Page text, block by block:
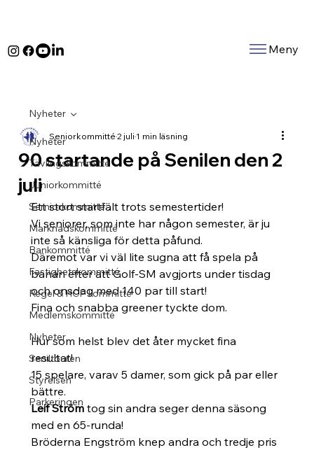
Meny
Nyheter
Tävlingskommitté
Juniorkommitté
Serniorkommitté
Marknadskommitté
Bankommitté
Fastighetskommitté
Regel & HCP kommitté
Medlemskommitté
Nyheter
Seniltouren
Styrelsen
Parkeringen
Nyheter
90 startande på Senilen den 2
juli
Seniorkommitté2 juli1 min läsning
Ett stort startfält trots semestertider!
Vi seniorer, som inte har någon semester, är ju
inte så känsliga för detta påfund.
Däremot var vi väl lite sugna att få spela på
banan efter att Golf-SM avgjorts under tisdag
och onsdag med 140 par till start!
Fina och snabba greener tyckte dom.
Hur som helst blev det åter mycket fina
resultat!
15 spelare, varav 5 damer, som gick på par eller
bättre.
Leif Ström tog sin andra seger denna säsong
med en 65-runda!
Bröderna Engström knep andra och tredje pris